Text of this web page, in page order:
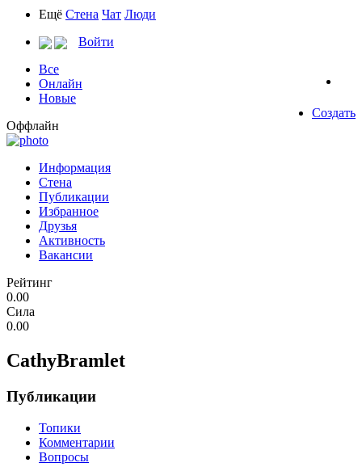
Ещё Стена Чат Люди
Войти
Все
Онлайн
Новые
Создать
Оффлайн
Информация
Стена
Публикации
Избранное
Друзья
Активность
Вакансии
Рейтинг
0.00
Сила
0.00
CathyBramlet
Публикации
Топики
Комментарии
Вопросы